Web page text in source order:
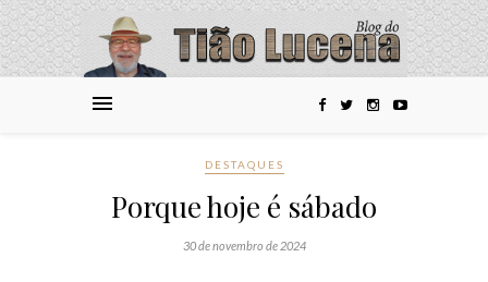
DESTAQUES
Porque hoje é sábado
30 de novembro de 2024